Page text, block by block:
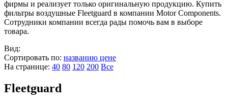
фирмы и реализует только оригинальную продукцию. Купить
фильтры воздушные Fleetguard в компании Motor Components.
Сотрудники компании всегда рады помочь вам в выборе
товара.
Вид:
Сортировать по: названию цене
На странице: 40 80 120 200 Все
Fleetguard